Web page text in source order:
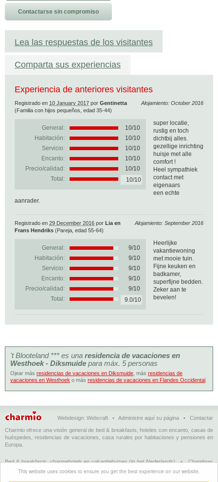
This website uses cookies to ensure you get the best experience on our website.
Contactarse sin compromiso
Lea las respuestas de los visitantes
Comparta sus experiencias
Experiencia de anteriores visitantes
Alojamiento: October 2016
Registrado en 10 January 2017 por Gentinetta
(Familia con hijos pequeños, edad 35-44)
General: 10/10
Habitación:
10/10
Servicio:
10/10
Encanto:
10/10
Precio/calidad:
10/10
Total:
10/10
super locatie,
rustig en toch
dichtbij alles.
gezellige inrichting
huisje met alle
comfort !
Heel sympathiek
contact met
eigenaars
een echte
aanrader.
Alojamiento: September 2016
Registrado en 29 December 2016 por Lia en
Frans Hendriks (Pareja, edad 55-64)
General: 9/10
Habitación:
9/10
Servicio:
9/10
Encanto:
9/10
Precio/calidad:
9/10
Total:
9.0/10
Heerlijke
vakantiewoning
met mooie tuin.
Fijne keuken en
badkamer,
superfijne bedden.
Zeker aan te
bevelen!
't Blooteland *** es una residencia de vacaciones en
Westhoek - Diksmuide para máx. 5 personas
Ojear más residencias de vacaciones en Diksmuide , más residencias de
vacaciones en Westhoek o más residencias de vacaciones en Flandes Occidental
Webdesign: Webcraft • Administre aquí su página • Contactar
Charmio ofrece una visión general de bed & breakfasts, hoteles con encanto, casas de
huéspedes, residencias de vacaciones, casa rurales por habitaciones y pensiones en
Europa.
Bed & breakfasts, charmehotels en vakantiehuizen (in het Nederlands)•Chambres
d'hôtes, hôtels de charme et logements de vacances
(en français) •
breakfasts, charming hotels and holiday accommodations